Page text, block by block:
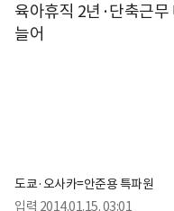
육아휴직 2년·단축근
늘어
도쿄·오사카=안준용 특파원
입력 2014.01.15. 03:01